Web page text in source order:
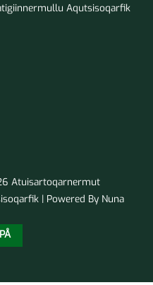
Aqutsisoqarfik
Atuisartoqarnermut
| Powered By Nuna